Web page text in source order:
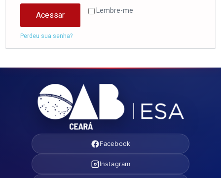
Lembre-me
Acessar
Perdeu sua senha?
Facebook
Instagram